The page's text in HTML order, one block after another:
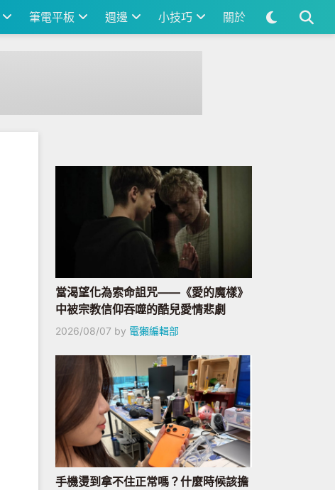
筆電平板 週邊 小技巧 關於
當渴望化為索命詛咒——《愛的魔樣》
中被宗教信仰吞噬的酷兒愛情悲劇
2026/08/07 by 電獺編輯部
手機燙到拿不住正常嗎？什麼時候該擔